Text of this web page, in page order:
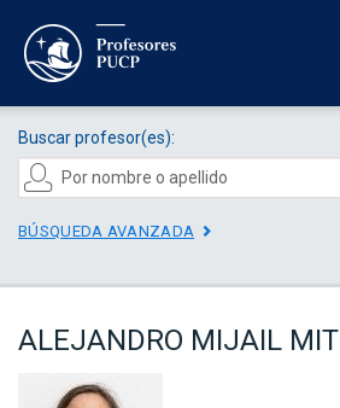
Buscar profesor(es):
BÚSQUEDA AVANZADA
ALEJANDRO MIJAIL